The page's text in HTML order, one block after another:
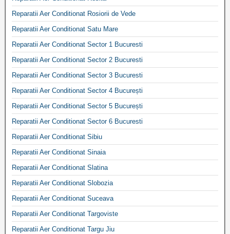
Reparatii Aer Conditionat Rosiorii de Vede
Reparatii Aer Conditionat Satu Mare
Reparatii Aer Conditionat Sector 1 Bucuresti
Reparatii Aer Conditionat Sector 2 Bucuresti
Reparatii Aer Conditionat Sector 3 Bucuresti
Reparatii Aer Conditionat Sector 4 București
Reparatii Aer Conditionat Sector 5 București
Reparatii Aer Conditionat Sector 6 Bucuresti
Reparatii Aer Conditionat Sibiu
Reparatii Aer Conditionat Sinaia
Reparatii Aer Conditionat Slatina
Reparatii Aer Conditionat Slobozia
Reparatii Aer Conditionat Suceava
Reparatii Aer Conditionat Targoviste
Reparatii Aer Conditionat Targu Jiu